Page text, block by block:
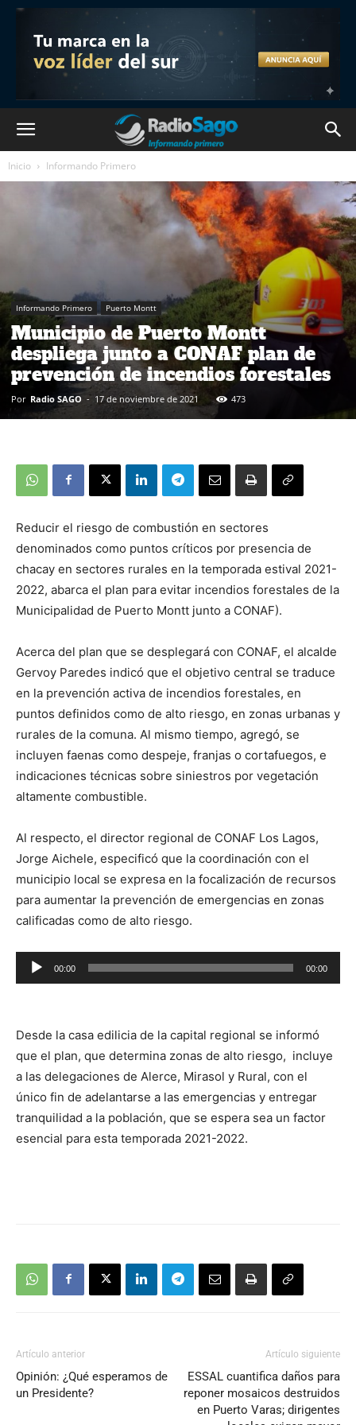
Inicio Informando Primero
Informando Primero Puerto Montt
Municipio de Puerto Montt
despliega junto a CONAF plan de
prevención de incendios forestales
Por Radio SAGO - 17 de noviembre de 2021 473
Reducir el riesgo de combustión en sectores
denominados como puntos críticos por presencia de
chacay en sectores rurales en la temporada estival 2021-
2022, abarca el plan para evitar incendios forestales de la
Municipalidad de Puerto Montt junto a CONAF).
Acerca del plan que se desplegará con CONAF, el alcalde
Gervoy Paredes indicó que el objetivo central se traduce
en la prevención activa de incendios forestales, en
puntos definidos como de alto riesgo, en zonas urbanas y
rurales de la comuna. Al mismo tiempo, agregó, se
incluyen faenas como despeje, franjas o cortafuegos, e
indicaciones técnicas sobre siniestros por vegetación
altamente combustible.
Al respecto, el director regional de CONAF Los Lagos,
Jorge Aichele, especificó que la coordinación con el
municipio local se expresa en la focalización de recursos
para aumentar la prevención de emergencias en zonas
calificadas como de alto riesgo.
Reproductor
de
00:00 00:00
Desde la casa edilicia de la capital regional se informó
que el plan, que determina zonas de alto riesgo, incluye
a las delegaciones de Alerce, Mirasol y Rural, con el
único fin de adelantarse a las emergencias y entregar
tranquilidad a la población, que se espera sea un factor
esencial para esta temporada 2021-2022.
Artículo anterior
Opinión: ¿Qué esperamos de
un Presidente?
Artículo siguiente
ESSAL cuantifica daños para
reponer mosaicos destruidos
en Puerto Varas; dirigentes